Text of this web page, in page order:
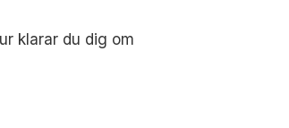
klarar du dig om